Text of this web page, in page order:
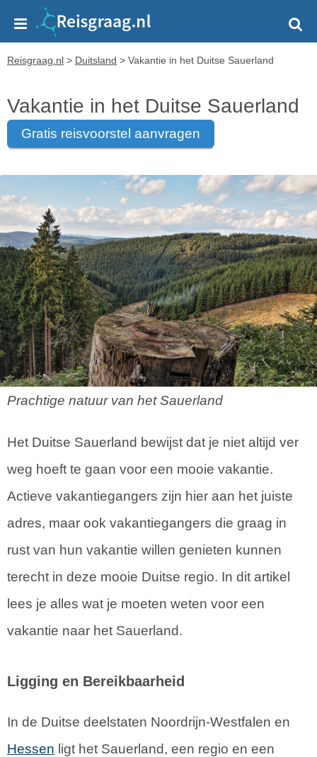
Reisgraag.nl > Duitsland > Vakantie in het Duitse Sauerland
Vakantie in het Duitse Sauerland
gratis reisvoorstel aanvragen
Prachtige natuur van het Sauerland
Het Duitse Sauerland bewijst dat je niet altijd ver
weg hoeft te gaan voor een mooie vakantie.
Actieve vakantiegangers zijn hier aan het juiste
adres, maar ook vakantiegangers die graag in
rust van hun vakantie willen genieten kunnen
terecht in deze mooie Duitse regio. In dit artikel
lees je alles wat je moeten weten voor een
vakantie naar het Sauerland.
Ligging en Bereikbaarheid
In de Duitse deelstaten Noordrijn-Westfalen en
Hessen ligt het Sauerland, een regio en een